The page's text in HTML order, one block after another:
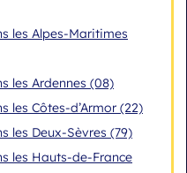
les Alpes-Maritimes
les Ardennes (08)
les Côtes-d’Armor (22)
les Deux-Sèvres (79)
les Hauts-de-France